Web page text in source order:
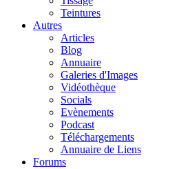
Teintures
Autres
Articles
Blog
Annuaire
Galeries d'Images
Vidéothèque
Socials
Evènements
Podcast
Téléchargements
Annuaire de Liens
Forums